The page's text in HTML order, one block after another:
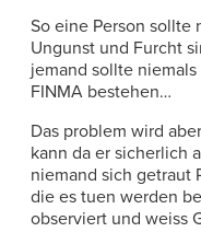
So eine Person sollte
Ungunst und Furcht
jemand sollte
FINMA bestehen…
Das problem wird
kann da er sicherlich
niemand sich getraut
die es tuen werden
observiert und weiss